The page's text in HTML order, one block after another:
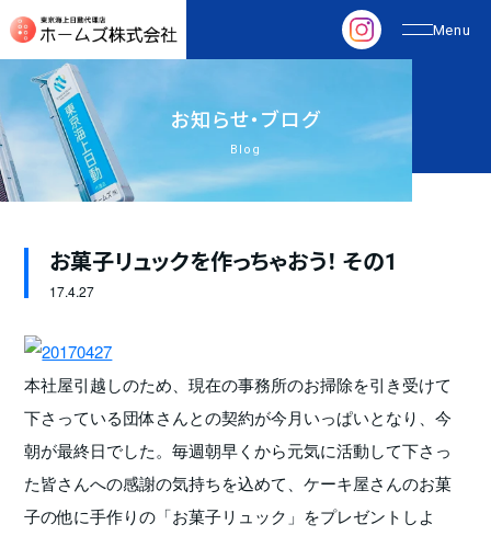
お知らせ・ブログ
Blog
お菓子リュックを作っちゃおう！ その1
17.4.27
本社屋引越しのため、現在の事務所のお掃除を引き受けて
下さっている団体さんとの契約が今月いっぱいとなり、今
朝が最終日でした。毎週朝早くから元気に活動して下さっ
た皆さんへの感謝の気持ちを込めて、ケーキ屋さんのお菓
子の他に手作りの「お菓子リュック」をプレゼントしよ